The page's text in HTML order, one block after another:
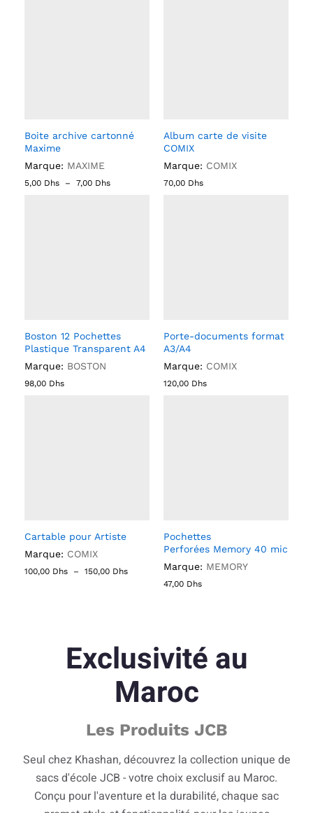
Boite archive cartonné
Maxime
Marque: MAXIME
5,00 Dhs – 7,00 Dhs
Album carte de visite
COMIX
Marque: COMIX
70,00 Dhs
Boston 12 Pochettes
Plastique Transparent A4
Marque: BOSTON
98,00 Dhs
Porte-documents format
A3/A4
Marque: COMIX
120,00 Dhs
Cartable pour Artiste
Marque: COMIX
100,00 Dhs – 150,00 Dhs
Pochettes
Perforées Memory 40 mic
Marque: MEMORY
47,00 Dhs
Exclusivité au
Maroc
Les Produits JCB
Seul chez Khashan, découvrez la collection unique de
sacs d'école JCB - votre choix exclusif au Maroc.
Conçu pour l'aventure et la durabilité, chaque sac